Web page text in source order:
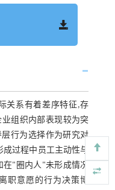
关系有着差序特征,存
组织内部表现较为突
行为选择作为研究对
过程中员工主动性与
"圈内人"未形成情况
职意愿的行为决策博